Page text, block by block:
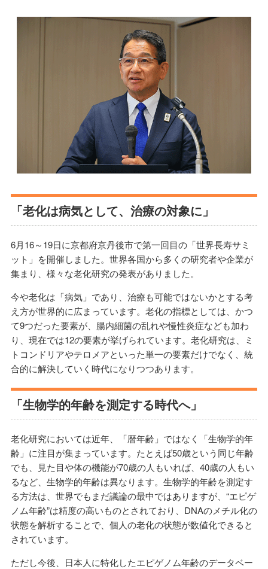
「老化は病気として、治療の対象に」
6月16～19日に京都府京丹後市で第一回目の「世界長寿サミ
ット」を開催しました。世界各国から多くの研究者や企業が
集まり、様々な老化研究の発表がありました。
今や老化は「病気」であり、治療も可能ではないかとする考
え方が世界的に広まっています。老化の指標としては、かつ
て9つだった要素が、腸内細菌の乱れや慢性炎症なども加わ
り、現在では12の要素が挙げられています。老化研究は、ミ
トコンドリアやテロメアといった単一の要素だけでなく、統
合的に解決していく時代になりつつあります。
「生物学的年齢を測定する時代へ」
老化研究においては近年、「暦年齢」ではなく「生物学的年
齢」に注目が集まっています。たとえば50歳という同じ年齢
でも、見た目や体の機能が70歳の人もいれば、40歳の人もい
るなど、生物学的年齢は異なります。生物学的年齢を測定す
る方法は、世界でもまだ議論の最中ではありますが、“エピゲ
ノム年齢”は精度の高いものとされており、DNAのメチル化の
状態を解析することで、個人の老化の状態が数値化できると
されています。
ただし今後、日本人に特化したエピゲノム年齢のデータベー